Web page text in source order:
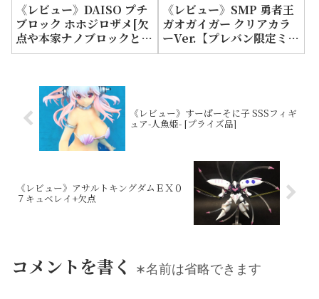
《レビュー》DAISO プチ
ブロック ホホジロザメ[欠
点や本家ナノブロックとの
違い]
《レビュー》SMP 勇者王
ガオガイガー クリアカラ
ーVer.【プレバン限定ミニ
プラ】
《レビュー》すーぱーそに子 SSSフィギ
ュア-人魚姫- [プライズ品]
《レビュー》アサルトキングダムＥＸ０
７キュベレイ+欠点
コメントを書く ∗名前は省略できます